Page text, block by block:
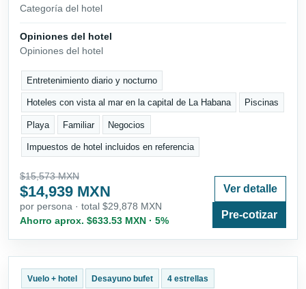
Categoría del hotel
Opiniones del hotel
Opiniones del hotel
Entretenimiento diario y nocturno
Hoteles con vista al mar en la capital de La Habana Piscinas
Playa Familiar Negocios
Impuestos de hotel incluidos en referencia
$15,573 MXN
$14,939 MXN
por persona · total $29,878 MXN
Ahorro aprox. $633.53 MXN · 5%
Ver detalle
Pre-cotizar
Vuelo + hotel Desayuno bufet 4 estrellas